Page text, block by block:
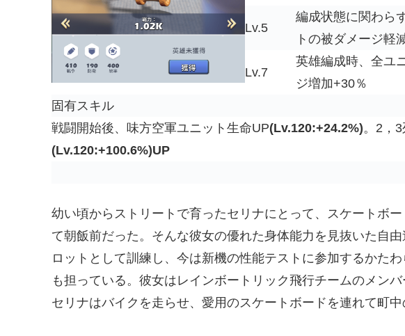
Lv.5
編成状態に関わら
トの被ダメージ軽
Lv.7
英雄編成時、全ユ
ジ増加+30％
固有スキル
戦闘開始後、味方空軍ユニット生命UP(Lv.120:+24.2%)。2，
(Lv.120:+100.6%)UP
幼い頃からストリートで育ったセリナにとって、スケートボ
て朝飯前だった。そんな彼女の優れた身体能力を見抜いた自
ロットとして訓練し、今は新機の性能テストに参加するかた
も担っている。彼女はレインボートリック飛行チームのメンバ
セリナはバイクを走らせ、愛用のスケートボードを連れて町中